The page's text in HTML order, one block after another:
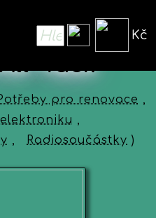
Kč
-Tack
pro renovace ,
,
, Radiosoučástky )